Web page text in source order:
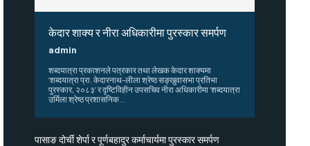
केदार शाक्य र नीरा अधिकारीमा पुरस्कार समर्पण
admin
शब्दयात्रा प्रकाशनले पत्रकार तथा लेखक केदार शाक्यमा
‘शब्दयात्रा प्रा. केदारनाथ–लीला श्रेष्ठ सङ्खुवासभा प्रतिभा
पुरस्कार, २०८३’ र दृष्टिविहीन उपसचिव नीरा अधिकारीमा ‘शब्दयात्रा
उर्मिला श्रेष्ठ प्रशासनिक...
पासाङ दोर्ची शेर्पा र पूर्णबहादुर कर्माचार्यमा पुरस्कार समर्पण